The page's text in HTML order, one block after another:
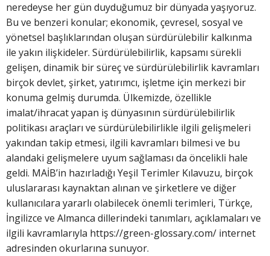
neredeyse her gün duyduğumuz bir dünyada yaşıyoruz.
Bu ve benzeri konular; ekonomik, çevresel, sosyal ve
yönetsel başlıklarından oluşan sürdürülebilir kalkınma
ile yakın ilişkideler. Sürdürülebilirlik, kapsamı sürekli
gelişen, dinamik bir süreç ve sürdürülebilirlik kavramları
birçok devlet, şirket, yatırımcı, işletme için merkezi bir
konuma gelmiş durumda. Ülkemizde, özellikle
imalat/ihracat yapan iş dünyasının sürdürülebilirlik
politikası araçları ve sürdürülebilirlikle ilgili gelişmeleri
yakından takip etmesi, ilgili kavramları bilmesi ve bu
alandaki gelişmelere uyum sağlaması da öncelikli hale
geldi. MAİB’in hazırladığı Yeşil Terimler Kılavuzu, birçok
uluslararası kaynaktan alınan ve şirketlere ve diğer
kullanıcılara yararlı olabilecek önemli terimleri, Türkçe,
İngilizce ve Almanca dillerindeki tanımları, açıklamaları ve
ilgili kavramlarıyla https://green-glossary.com/ internet
adresinden okurlarına sunuyor.